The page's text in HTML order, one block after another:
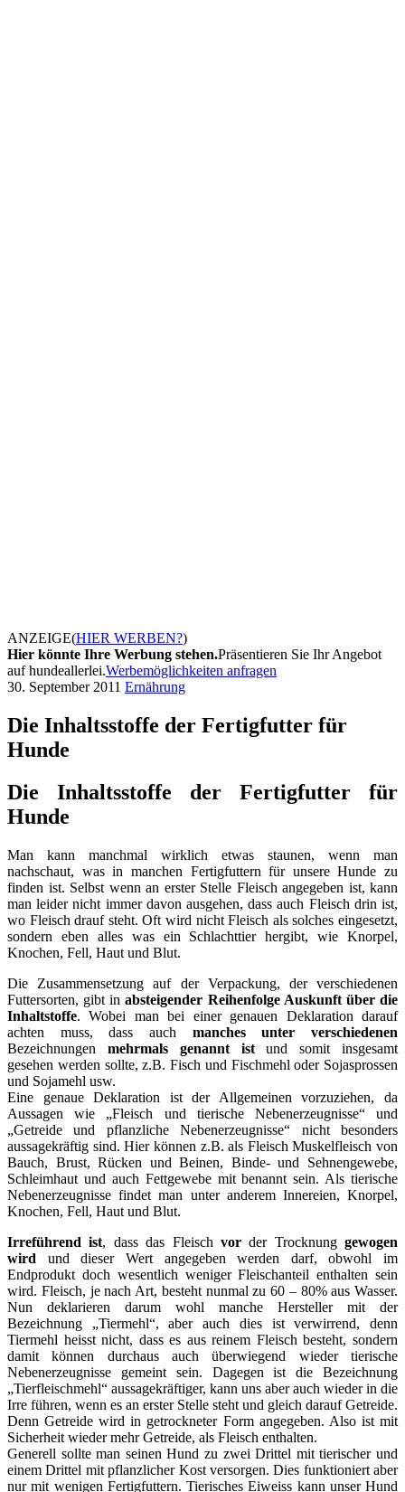
ANZEIGE(HIER WERBEN?)
Hier könnte Ihre Werbung stehen.Präsentieren Sie Ihr Angebot
auf hundeallerlei.Werbemöglichkeiten anfragen
30. September 2011 Ernährung
Die Inhaltsstoffe der Fertigfutter für
Hunde
Die Inhaltsstoffe der Fertigfutter für
Hunde
Man kann manchmal wirklich etwas staunen, wenn man
nachschaut, was in manchen Fertigfuttern für unsere Hunde zu
finden ist. Selbst wenn an erster Stelle Fleisch angegeben ist, kann
man leider nicht immer davon ausgehen, dass auch Fleisch drin ist,
wo Fleisch drauf steht. Oft wird nicht Fleisch als solches eingesetzt,
sondern eben alles was ein Schlachttier hergibt, wie Knorpel,
Knochen, Fell, Haut und Blut.
Die Zusammensetzung auf der Verpackung, der verschiedenen
Futtersorten, gibt in absteigender Reihenfolge Auskunft über die
Inhaltstoffe. Wobei man bei einer genauen Deklaration darauf
achten muss, dass auch manches unter verschiedenen
Bezeichnungen mehrmals genannt istund somit insgesamt
gesehen werden sollte, z.B. Fisch und Fischmehl oder Sojasprossen
und Sojamehl usw.
Eine genaue Deklaration ist der Allgemeinen vorzuziehen, da
Aussagen wie „Fleisch und tierische Nebenerzeugnisse“ und
„Getreide und pflanzliche Nebenerzeugnisse“ nicht besonders
aussagekräftig sind. Hier können z.B. als Fleisch Muskelfleisch von
Bauch, Brust, Rücken und Beinen, Binde- und Sehnengewebe,
Schleimhaut und auch Fettgewebe mit benannt sein. Als tierische
Nebenerzeugnisse findet man unter anderem Innereien, Knorpel,
Knochen, Fell, Haut und Blut.
Irreführend ist, dass das Fleisch vorder Trocknung gewogen
wird und dieser Wert angegeben werden darf, obwohl im
Endprodukt doch wesentlich weniger Fleischanteil enthalten sein
wird. Fleisch, je nach Art, besteht nunmal zu 60 – 80% aus Wasser.
Nun deklarieren darum wohl manche Hersteller mit der
Bezeichnung „Tiermehl“, aber auch dies ist verwirrend, denn
Tiermehl heisst nicht, dass es aus reinem Fleisch besteht, sondern
damit können durchaus auch überwiegend wieder tierische
Nebenerzeugnisse gemeint sein. Dagegen ist die Bezeichnung
„Tierfleischmehl“ aussagekräftiger, kann uns aber auch wieder in die
Irre führen, wenn es an erster Stelle steht und gleich darauf Getreide.
Denn Getreide wird in getrockneter Form angegeben. Also ist mit
Sicherheit wieder mehr Getreide, als Fleisch enthalten.
Generell sollte man seinen Hund zu zwei Drittel mit tierischer und
einem Drittel mit pflanzlicher Kost versorgen. Dies funktioniert aber
nur mit wenigen Fertigfuttern. Tierisches Eiweiss kann unser Hund